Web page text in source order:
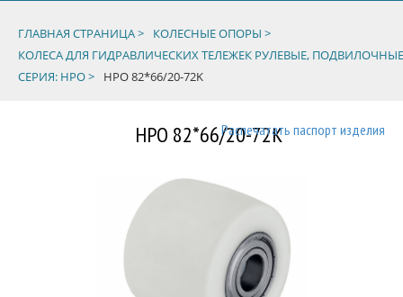
ГЛАВНАЯ СТРАНИЦА >
КОЛЕСНЫЕ ОПОРЫ >
КОЛЕСА ДЛЯ ГИДРАВЛИЧЕСКИХ ТЕЛЕЖЕК РУЛЕВЫЕ,
СЕРИЯ: HPO >
HPO 82*66/20-72K
HPO 82*66/20-72KРаспечатать паспорт изделия